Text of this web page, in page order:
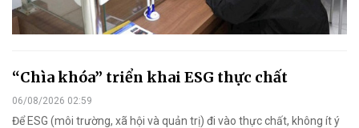
“Chìa khóa” triển khai ESG thực chất
06/08/2026 02:59
Để ESG (môi trường, xã hội và quản trị) đi vào thực chất, không ít ý